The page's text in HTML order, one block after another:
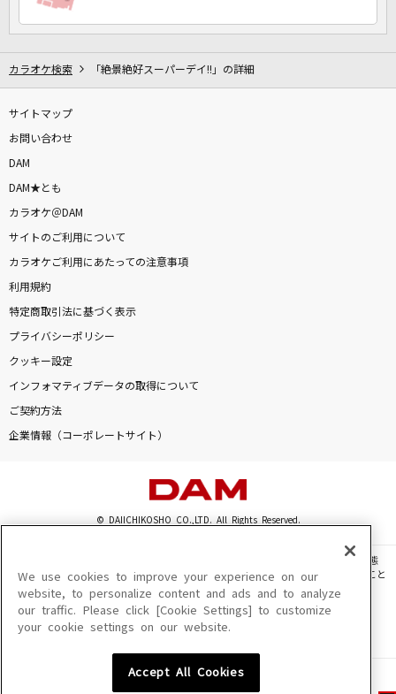
カラオケ検索 「絶景絶好スーパーデイ!!」の詳細
サイトマップ
お問い合わせ
DAM
DAM★とも
カラオケ＠DAM
サイトのご利用について
カラオケご利用にあたっての注意事項
利用規約
特定商取引法に基づく表示
プライバシーポリシー
クッキー設定
インフォマティブデータの取得について
ご契約方法
企業情報（コーポレートサイト）
© DAIICHIKOSHO CO.,LTD. All Rights Reserved.
このサイトに掲載されている一切の文章・画像・写真・動画・音声等を、手段や形態
を問わず、著作権法の定める範囲を超えて無断で複製、転載、ファイル化などすること
を禁じます。
楽曲及びコンテンツは、機種によりご利用いただけない場合があります。
楽曲及びコンテンツの配信日、配信内容が変更になる場合があります。
We use cookies to improve your experience on our
website, to personalize content and ads and to analyze
our traffic. Please click [Cookie Settings] to customize
your cookie settings on our website.
Accept All Cookies